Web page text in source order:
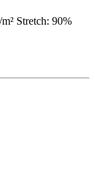
Stretch: 90%